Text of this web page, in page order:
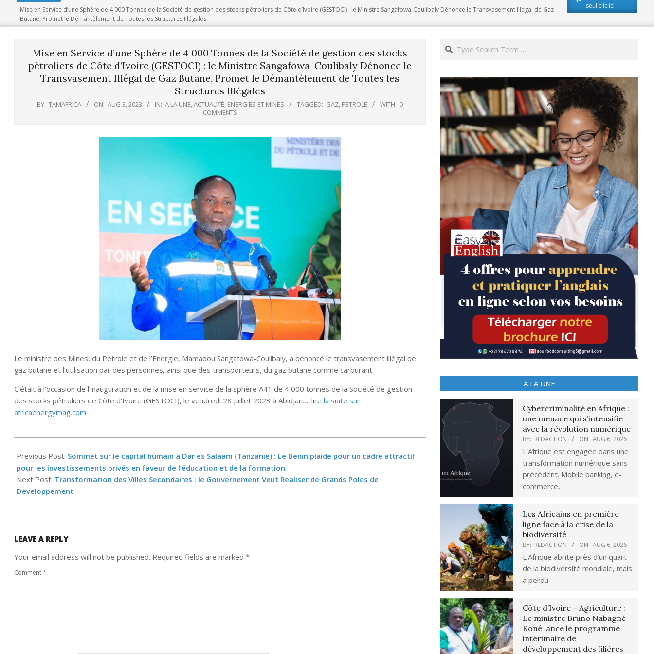
Mise en Service d’une Sphère de 4 000 Tonnes de la Société de gestion des stocks pétroliers de Côte d’Ivoire (GESTOCI) : le Ministre Sangafowa-Coulibaly Dénonce le Transvasement Illégal de Gaz
Butane, Promet le Démantèlement de Toutes les Structures Illégales
seul clic ici
Mise en Service d’une Sphère de 4 000 Tonnes de la Société de gestion des stocks
pétroliers de Côte d’Ivoire (GESTOCI) : le Ministre Sangafowa-Coulibaly Dénonce le
Transvasement Illégal de Gaz Butane, Promet le Démantèlement de Toutes les
Structures Illégales
BY: TAMAFRICA ON: AUG 3, 2023 IN: A LA UNE,ACTUALITÉ, ENERGIES ET MINES TAGGED: GAZ, PÉTROLE WITH: 0
COMMENTS
Le ministre des Mines, du Pétrole et de l’Energie, Mamadou Sangafowa-Coulibaly, a dénoncé le transvasement illégal de
gaz butane et l’utilisation par des personnes, ainsi que des transporteurs, du gaz butane comme carburant.
C’était à l’occasion de l’inauguration et de la mise en service de la sphère A41 de 4 000 tonnes de la Société de gestion
des stocks pétroliers de Côte d’Ivoire (GESTOCI), le vendredi 28 juillet 2023 à Abidjan…. lire la suite sur
africaenergymag.com
08-
03
Previous Post: Sommet sur le capital humain à Dar es Salaam (Tanzanie) : Le Bénin plaide pour un cadre attractif
pour les investissements privés en faveur de l’éducation et de la formation
Next Post: Transformation des Villes Secondaires : le Gouvernement Veut Realiser de Grands Poles de
Developpement
LEAVE A REPLY
Your email address will not be published. Required fields are marked *
Comment*
Search
A LA UNE
Cybercriminalité en Afrique :
une menace qui s’intensifie
avec la révolution numérique
BY: REDACTION ON: AUG 6, 2026
L’Afrique est engagée dans une
transformation numérique sans
précédent. Mobile banking, e-
commerce,
Les Africains en première
ligne face à la crise de la
biodiversité
BY: REDACTION ON: AUG 6, 2026
L’Afrique abrite près d’un quart
de la biodiversité mondiale, mais
a perdu
Côte d’Ivoire – Agriculture :
Le ministre Bruno Nabagné
Koné lance le programme
intérimaire de
développement des filières